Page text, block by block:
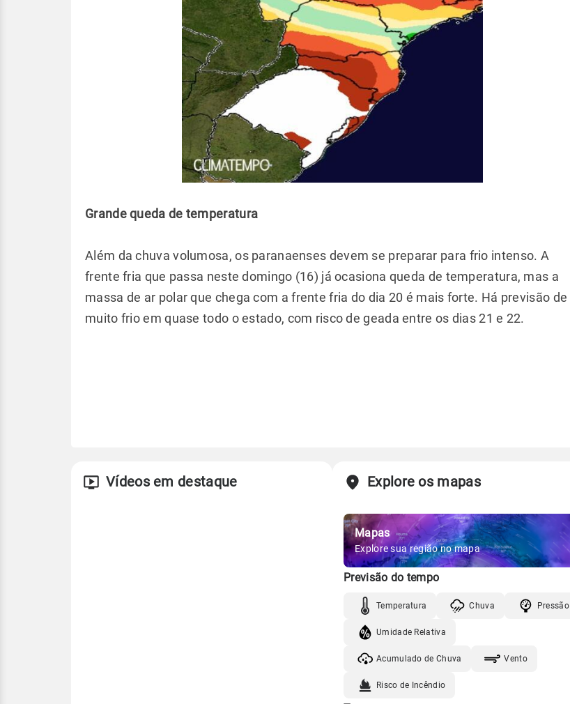
Grande queda de temperatura
Além da chuva volumosa, os paranaenses devem se preparar para frio intenso. A
frente fria que passa neste domingo (16) já ocasiona queda de temperatura, mas a
massa de ar polar que chega com a frente fria do dia 20 é mais forte. Há previsão de
muito frio em quase todo o estado, com risco de geada entre os dias 21 e 22.
Vídeos em destaque Explore os mapas
Mapas
Explore sua região no mapa
Previsão do tempo
Temperatura Chuva Pressão
Umidade Relativa
Acumulado de Chuva Vento
Risco de Incêndio